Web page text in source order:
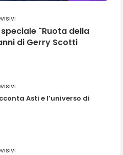
"Ruota della
di Gerry Scotti
Asti e l’universo di